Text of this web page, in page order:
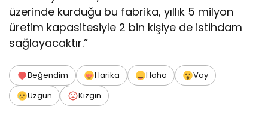
üzerinde kurduğu bu fabrika, yıllık 5 milyon
üretim kapasitesiyle 2 bin kişiye de istihdam
sağlayacaktır.”
Beğendim Harika Haha
Vay
Üzgün
Kızgın